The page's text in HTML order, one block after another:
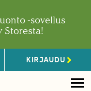
-sovellus
Storesta!
KIRJAUDU